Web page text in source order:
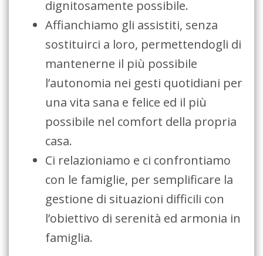
dignitosamente possibile.
Affianchiamo gli assistiti, senza
sostituirci a loro, permettendogli di
mantenerne il più possibile
l’autonomia nei gesti quotidiani per
una vita sana e felice ed il più
possibile nel comfort della propria
casa.
Ci relazioniamo e ci confrontiamo
con le famiglie, per semplificare la
gestione di situazioni difficili con
l’obiettivo di serenità ed armonia in
famiglia.